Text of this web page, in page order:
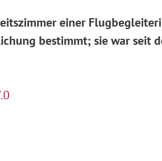
einer
bestimmt; sie war seit